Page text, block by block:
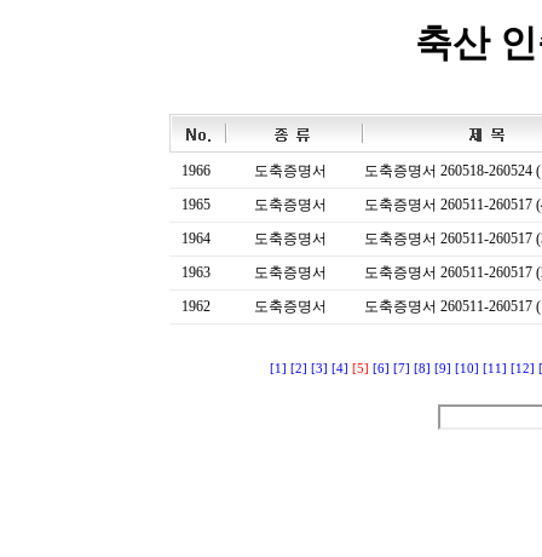
축산
1966 도축증명서
도축증명서 260518-260524
1965
도축증명서
도축증명서 260511-260517
1964
도축증명서
도축증명서 260511-260517
1963
도축증명서
도축증명서 260511-260517
1962
도축증명서 도축증명서 260511-260517
[1] [2] [3] [4] [5] [6] [7] [8] [9] [10] [11] [12]